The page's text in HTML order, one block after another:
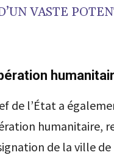
VASTE
de l’État a
humanitaire,
de la ville de